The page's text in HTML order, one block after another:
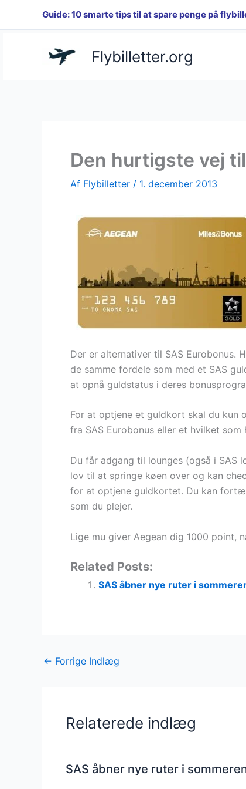
Guide: 10 smarte tips til at spare penge på
Flybilletter.org
Den hurtigste vej
Af Flybilletter / 1. december 2013
Der er alternativer til SAS Eurobonus.
de samme fordele som med et SAS
at opnå guldstatus i deres
For at optjene et guldkort skal du kun
fra SAS Eurobonus eller et hvilket
Du får adgang til lounges (også i SAS
lov til at springe køen over og kan
for at optjene guldkortet. Du kan
som du plejer.
Lige mu giver Aegean dig 1000 point,
Related Posts:
SAS åbner nye ruter i
← Forrige Indlæg
Relaterede indlæg
SAS åbner nye ruter i